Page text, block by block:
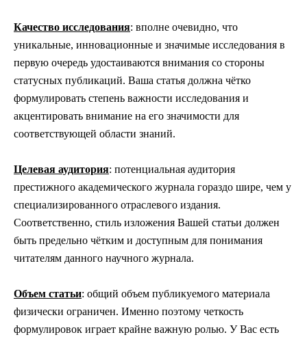
Качество исследования: вполне очевидно, что
уникальные, инновационные и значимые исследования в
первую очередь удостаиваются внимания со стороны
статусных публикаций. Ваша статья должна чётко
формулировать степень важности исследования и
акцентировать внимание на его значимости для
соответствующей области знаний.
Целевая аудитория: потенциальная аудитория
престижного академического журнала гораздо шире, чем у
специализированного отраслевого издания.
Соответственно, стиль изложения Вашей статьи должен
быть предельно чётким и доступным для понимания
читателям данного научного журнала.
Объем статьи: общий объем публикуемого материала
физически ограничен. Именно поэтому четкость
формулировок играет крайне важную ролью. У Вас есть